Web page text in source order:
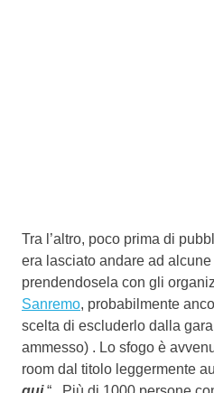
Tra l’altro, poco prima di
era lasciato andare ad alcune
prendendosela con gli
Sanremo, probabilmente
scelta di escluderlo dalla
ammesso) . Lo sfogo è
room dal titolo leggermente